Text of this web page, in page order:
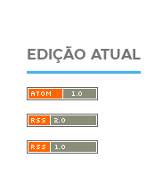
EDIÇÃO ATUAL